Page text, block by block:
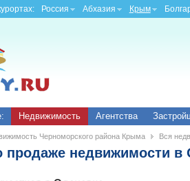
Россия Абхазия Крым
Недвижимость Агентства
Черноморского района Крыма Вся
продаже недвижимости в